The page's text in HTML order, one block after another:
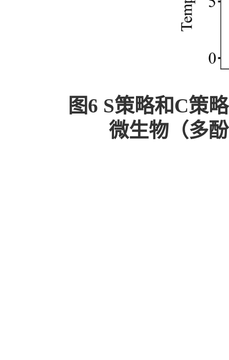
图6 S策略和C策
微生物（多